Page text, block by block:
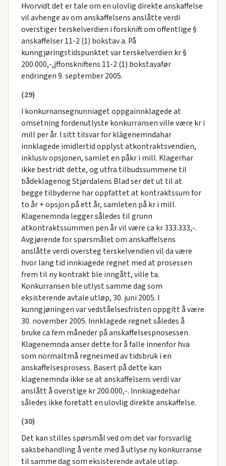
Hvorvidt det er tale om en ulovlig direkte anskaffelse
vil avhenge av om anskaffelsens anslåtte verdi
overstiger terskelverdien i forsknift om offentlige §
anskaffelser 11-2 (1) bokstav a. På
kunngjøringstidspunktet var terskelverdien kr §
200.000,-,jffonskniftens 11-2 (1) bokstavafør
endringen 9. september 2005.
(29)
I konkurnansegnunniaget oppgainnklagede at
omsetning fordenutlyste konkurransen ville være kr i
mill per år. I sitt tilsvar for klãgenemndahar
innklagede imidlertid opplyst atkontraktsvendien,
inklusiv opsjonen, samlet en påkr i mill. Klagerhar
ikke bestridt dette, og utfra tilbudssummene til
bådeklagenog Stjørdalens Blad ser det ut til at
begge tilbyderne har oppfattet at kontraktssum for
to år + opsjon på ett år, samleten på kr i mill.
Klagenemnda legger således til grunn
atkontraktssummen pen år vil være ca kr 333.333,-.
Avgjørende for spørsmålet om anskaffelsens
anslåtte verdi oversteg terskelvendien vil da være
hvor lang tid innkiagede regnet med at prosessen
frem til ny kontrakt ble inngått, ville ta.
Konkurransen ble utlyst samme dag som
eksisterende avtale utløp, 30. juni 2005. I
kunngjøningen var vedståelsesfristen oppgitt å være
30. november 2005. Innklagede regnet således å
bruke ca fem måneder på anskaffelsespnosessen.
Klagenemnda anser dette for å falle innenfor hva
som normaltmå regnesmed av tidsbruk i en
anskaffelsesprosess. Basert på dette kan
klagenemnda ikke se at anskaffelsens verdi var
anslått å overstige kr 200.000,-. Innkiagedehar
således ikke foretatt en ulovlig direkte anskaffelse.
(30)
Det kan stilles spørsmål ved om det var forsvarlig
saksbehandling å vente med å utlyse ny konkurranse
til samme dag som eksisterende avtale utløp.